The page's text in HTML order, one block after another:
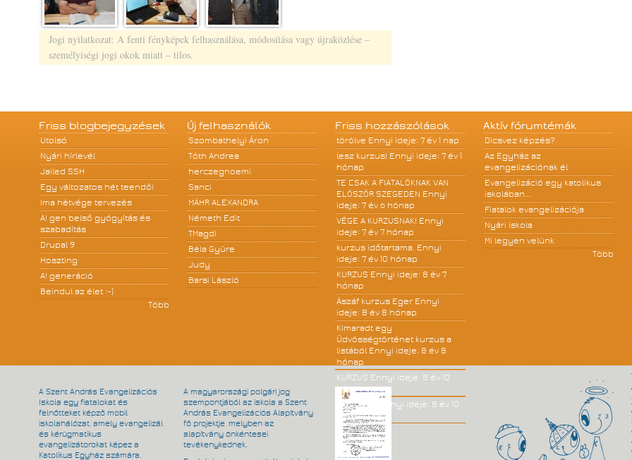
Jogi nyilatkozat: A fenti fényképek felhasználása, módosítása vagy újraközlése –
személyiségi jogi okok miatt – tilos.
Friss blogbejegyzések
Utolsó
Nyári hírlevél
Jailed SSH
Egy változatos hét teendői
Ima hétvége tervezés
A! gen belső gyógyítás és
szabadítás
Drupal 9
Hoszting
A! generáció
Beindul az élet :-)
Több
Új felhasználók
Szombathelyi Áron
Tóth Andrea
herczegnoemi
Sanci
MÁHR ALEXANDRA
Németh Edit
TMagdi
Béla Gyüre
Judy
Barsi László
Friss hozzászólások
törölve Ennyi ideje: 7 év 1 nap
lesz kurzus! Ennyi ideje: 7 év 1
hónap
TE CSAK A FIATALÓKNAK VAN
ELÖSZÖR SZEGEDEN Ennyi
ideje: 7 év 6 hónap
VÉGE A KURZUSNAK! Ennyi
ideje: 7 év 7 hónap
kurzus időtartama. Ennyi
ideje: 7 év 10 hónap
KURZUS Ennyi ideje: 8 év 7
hónap
Ászáf kurzus Eger Ennyi
ideje: 8 év 8 hónap
Kimaradt egy
Üdvösségtörténet kurzus a
listából Ennyi ideje: 8 év 8
hónap
KURZUS Ennyi ideje: 8 év 10
hónap
JÓ KÖNYV!
Ennyi ideje: 8 év 10
hónap
Aktív fórumtémák
Dicsvez képzés?
Az Egyház az
evangelizációnak él
Evangelizáció egy katolikus
iskolában...
Fiatalok evangelizációja
Nyári iskola
Mi legyen velünk
Több
A Szent András Evangelizációs
Iskola egy fiatalokat és
felnőtteket képző mobil
iskolahálózat, amely evangelizál
és kérügmatikus
evangelizátorokat képez a
Katolikus Egyház számára.
A magyarországi polgári jog
szempontjából az iskola a Szent
András Evangelizációs Alapítvány
fő projektje, melyben az
alapítvány önkéntesei
tevékenykednek.